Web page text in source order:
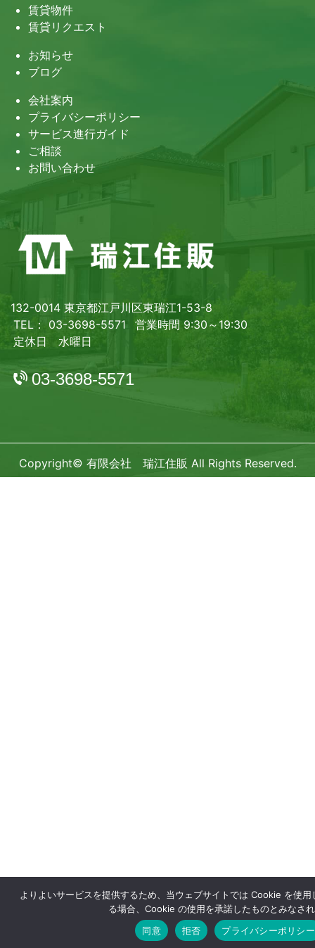
賃貸物件
賃貸リクエスト
お知らせ
ブログ
会社案内
プライバシーポリシー
サービス進行ガイド
ご相談
お問い合わせ
132-0014 東京都江戸川区東瑞江1-53-8
TEL： 03-3698-5571
営業時間 9:30～19:30
定休日 水曜日
03-3698-5571
Copyright© 有限会社 瑞江住販 All Rights Reserved.
よりよいサービスを提供するため、当ウェブサイトでは Cookie を使
る場合、Cookie の使用を承諾したものとみなさ
同意
拒否 プライバシーポリシー